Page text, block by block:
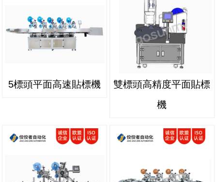
5標頭平面高速貼標機
雙標頭高精度平面貼標
機